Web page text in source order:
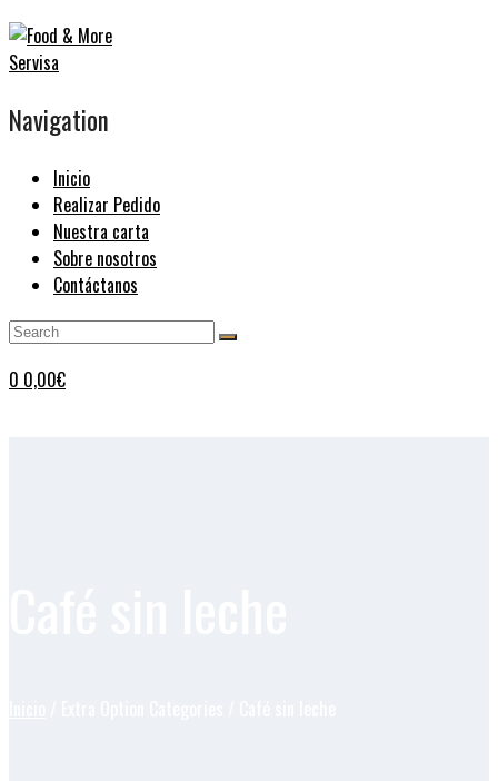
Navigation
Inicio
Realizar Pedido
Nuestra carta
Sobre nosotros
Contáctanos
0 0,00€